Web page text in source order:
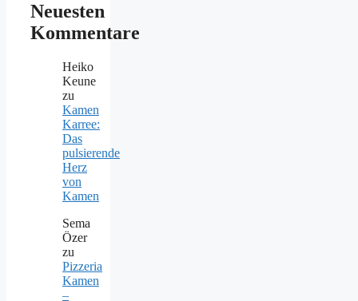
Neuesten
Kommentare
Heiko
Keune
zu
Kamen
Karree:
Das
pulsierende
Herz
von
Kamen
Sema
Özer
zu
Pizzeria
Kamen
–